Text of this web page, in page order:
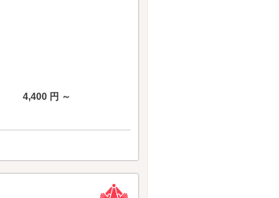
4,400 円 ～